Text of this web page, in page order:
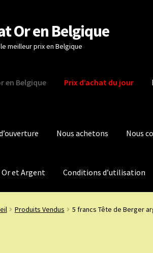
Or en Belgique
meilleur prix en Belgique
en Belgique Prix d’achat du jour
Nous achetons Nous
et Argent Conditions d’utilisation
Produits Vendus 5 francs Tête de Berger